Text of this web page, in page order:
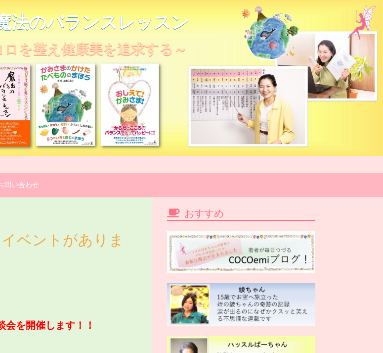
法のバランスレッスン
を整え健康美を追求する～
問い合わせ
ベントがありま
を開催します！！
おすすめ